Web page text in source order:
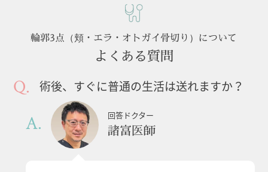
輪郭3点（頬・エラ・オトガイ骨切り）について
よくある質問
術後、すぐに普通の生活は送れますか？
回答ドクター
諸富医師